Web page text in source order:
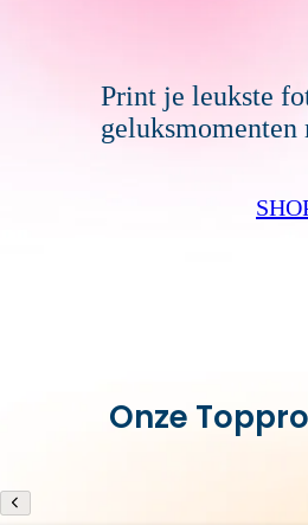
Print je leukste
geluksmomenten
Onze